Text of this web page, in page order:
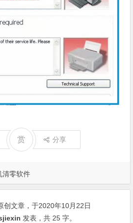
清零软件
赏 分享
创文章，于2020年10月22日
发表，共 25 字。